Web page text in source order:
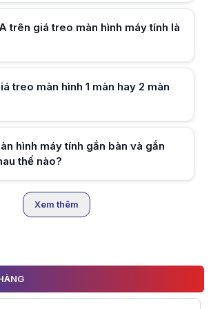
trên giá treo màn hình máy tính là
treo màn hình 1 màn hay 2 màn
hình máy tính gắn bàn và gắn
thế nào?
Xem thêm